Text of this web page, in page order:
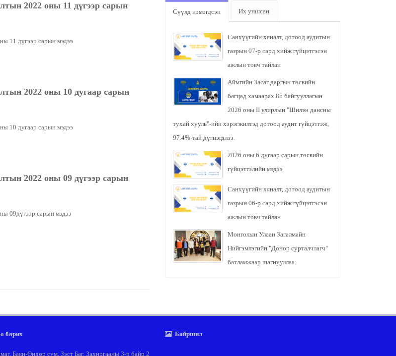
2022 оны 11 дүгээр сарын
11 дүгээр сарын мэдээ
2022 оны 10 дугаар сарын
10 дугаар сарын мэдээ
2022 оны 09 дүгээр сарын
09дүгээр сарын мэдээ
Сүүлд нэмэгдсэн Их уншсан
Санхүүгийн хяналт, дотоод аудитын
газрын 07-р сард хийж гүйцэтгэсэн
ажлын товч тайлан
Аймгийн Засаг даргын төсвийн
багцад хамаарах 85 байгууллагын
2026 оны II улирлын "Шилэн дансны
тухай хууль"-ийн хэрэгжилтэд дотоод аудит гүйцэтгэж,
97.4%-тай дүгнэгдлээ.
2026 оны 6 дугаар сарын төсвийн
гүйцэтгэлийн мэдээ
Санхүүгийн хяналт, дотоод аудитын
газрын 06-р сард хийж гүйцэтгэсэн
ажлын товч тайлан
Монголын Улаан Загалмайн
Нийгэмлэгийн "Донор сурталчлагч"
батламжаар шагнууллаа.
барих
Баян-Өндөр сум, Зэст Баг, Захиргааны 3-р байр 2
Байршил